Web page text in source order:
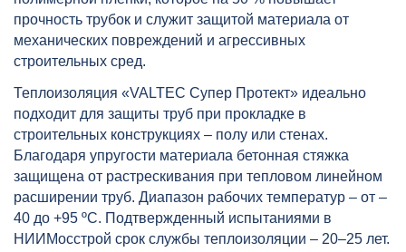
прочность трубок и служит защитой материала от
механических повреждений и агрессивных
строительных сред.
Теплоизоляция «VALTEC Супер Протект» идеально
подходит для защиты труб при прокладке в
строительных конструкциях – полу или стенах.
Благодаря упругости материала бетонная стяжка
защищена от растрескивания при тепловом линейном
расширении труб. Диапазон рабочих температур – от –
40 до +95 ºС. Подтвержденный испытаниями в
НИИМосстрой срок службы теплоизоляции – 20–25 лет.